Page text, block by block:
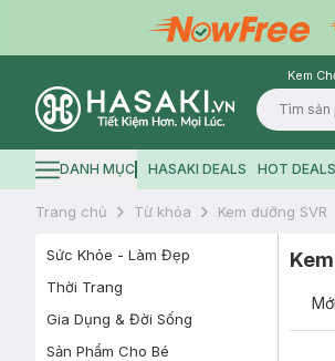
Kem
Logo
Hamburger icon
DANH MỤC HASAKI DEALS HOT DEALS
Trang chủ Từ khóa Kem dưỡng SVR
Sức Khỏe - Làm Đẹp
Thời Trang
Gia Dụng & Đời Sống
Sản Phẩm Cho Bé